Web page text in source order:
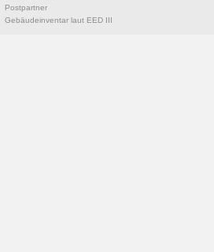
Postpartner
Gebäudeinventar laut EED III